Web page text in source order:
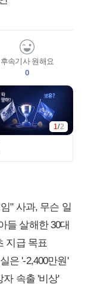
후속기사 원해요
0
1/2
" 사과, 무슨 일
들 살해한 30대
지급 목표
은 '-2,400만원'
속출 '비상'